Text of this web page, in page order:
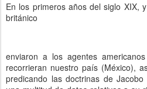
En los primeros años del siglo XIX,
británico
enviaron a los agentes
recorrieran nuestro país (México),
predicando las doctrinas de